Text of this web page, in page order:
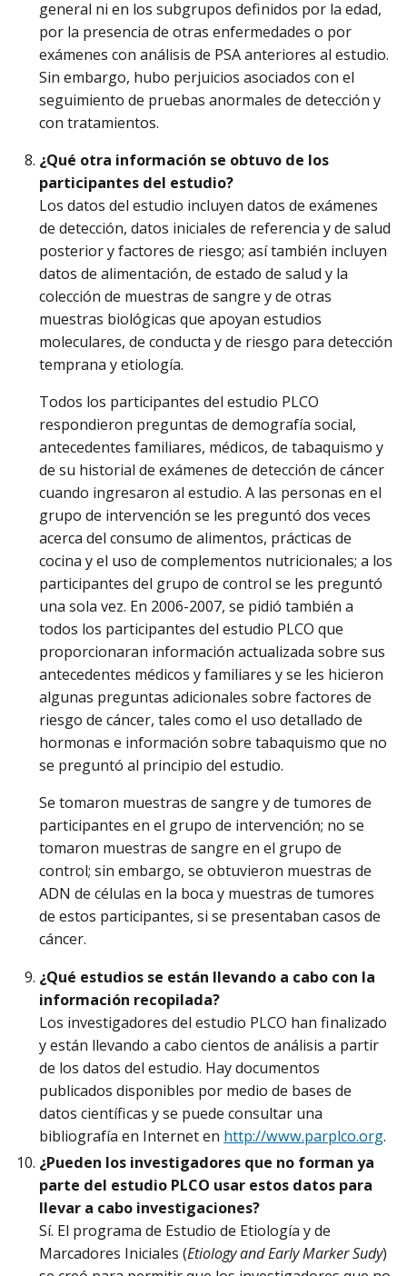
general ni en los subgrupos definidos por la edad,
por la presencia de otras enfermedades o por
exámenes con análisis de PSA anteriores al estudio.
Sin embargo, hubo perjuicios asociados con el
seguimiento de pruebas anormales de detección y
con tratamientos.
¿Qué otra información se obtuvo de los
participantes del estudio?
Los datos del estudio incluyen datos de exámenes
de detección, datos iniciales de referencia y de salud
posterior y factores de riesgo; así también incluyen
datos de alimentación, de estado de salud y la
colección de muestras de sangre y de otras
muestras biológicas que apoyan estudios
moleculares, de conducta y de riesgo para detección
temprana y etiología.
Todos los participantes del estudio PLCO
respondieron preguntas de demografía social,
antecedentes familiares, médicos, de tabaquismo y
de su historial de exámenes de detección de cáncer
cuando ingresaron al estudio. A las personas en el
grupo de intervención se les preguntó dos veces
acerca del consumo de alimentos, prácticas de
cocina y el uso de complementos nutricionales; a los
participantes del grupo de control se les preguntó
una sola vez. En 2006-2007, se pidió también a
todos los participantes del estudio PLCO que
proporcionaran información actualizada sobre sus
antecedentes médicos y familiares y se les hicieron
algunas preguntas adicionales sobre factores de
riesgo de cáncer, tales como el uso detallado de
hormonas e información sobre tabaquismo que no
se preguntó al principio del estudio.
Se tomaron muestras de sangre y de tumores de
participantes en el grupo de intervención; no se
tomaron muestras de sangre en el grupo de
control; sin embargo, se obtuvieron muestras de
ADN de células en la boca y muestras de tumores
de estos participantes, si se presentaban casos de
cáncer.
¿Qué estudios se están llevando a cabo con la
información recopilada?
Los investigadores del estudio PLCO han finalizado
y están llevando a cabo cientos de análisis a partir
de los datos del estudio. Hay documentos
publicados disponibles por medio de bases de
datos científicas y se puede consultar una
bibliografía en Internet en http://www.parplco.org.
¿Pueden los investigadores que no forman ya
parte del estudio PLCO usar estos datos para
llevar a cabo investigaciones?
Sí. El programa de Estudio de Etiología y de
Marcadores Iniciales (Etiology and Early Marker Sudy)